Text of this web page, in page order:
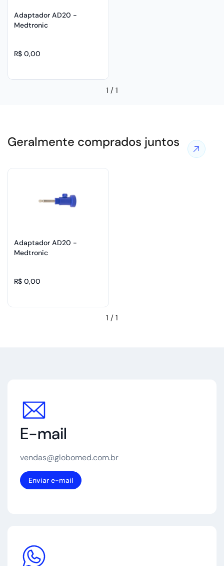
Adaptador AD20 -
Medtronic
R$ 0,00
1 / 1
Geralmente comprados juntos Ver
mais
Adaptador AD20 -
Medtronic
R$ 0,00
1 / 1
E-mail
vendas@globomed.com.br
Enviar e-mail